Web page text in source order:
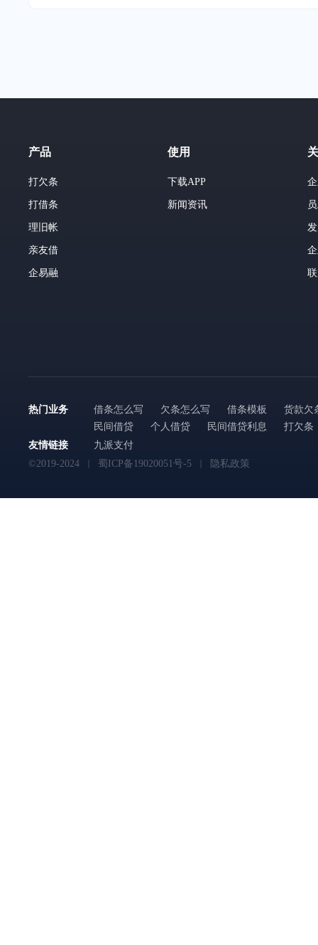
产品
打欠条
打借条
理旧帐
亲友借
企易融
使用
下载APP
新闻资讯
热门业务 借条怎么写 欠条怎么写 借条模板
货款欠
民间借贷
个人借贷 民间借贷利息
打欠条
友情链接
九派支付
©2019-2024
蜀ICP备19020051号-5 隐私政策